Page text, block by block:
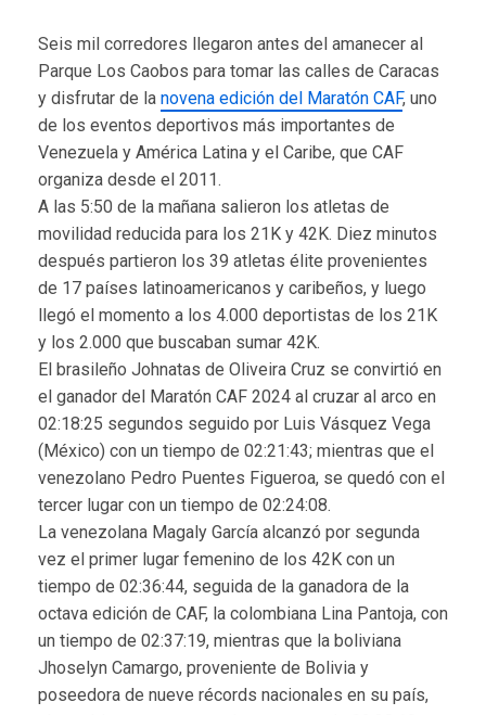
Seis mil corredores llegaron antes del amanecer al
Parque Los Caobos para tomar las calles de Caracas
y disfrutar de la novena edición del Maratón CAF, uno
de los eventos deportivos más importantes de
Venezuela y América Latina y el Caribe, que CAF
organiza desde el 2011.
A las 5:50 de la mañana salieron los atletas de
movilidad reducida para los 21K y 42K. Diez minutos
después partieron los 39 atletas élite provenientes
de 17 países latinoamericanos y caribeños, y luego
llegó el momento a los 4.000 deportistas de los 21K
y los 2.000 que buscaban sumar 42K.
El brasileño Johnatas de Oliveira Cruz se convirtió en
el ganador del Maratón CAF 2024 al cruzar al arco en
02:18:25 segundos seguido por Luis Vásquez Vega
(México) con un tiempo de 02:21:43; mientras que el
venezolano Pedro Puentes Figueroa, se quedó con el
tercer lugar con un tiempo de 02:24:08.
La venezolana Magaly García alcanzó por segunda
vez el primer lugar femenino de los 42K con un
tiempo de 02:36:44, seguida de la ganadora de la
octava edición de CAF, la colombiana Lina Pantoja, con
un tiempo de 02:37:19, mientras que la boliviana
Jhoselyn Camargo, proveniente de Bolivia y
poseedora de nueve récords nacionales en su país,